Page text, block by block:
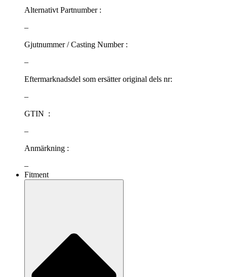
Alternativt Partnumber :
–
Gjutnummer / Casting Number :
–
Eftermarknadsdel som ersätter original dels nr:
–
GTIN :
–
Anmärkning :
–
Fitment